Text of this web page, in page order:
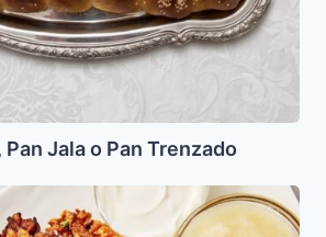
Jala o Pan Trenzado